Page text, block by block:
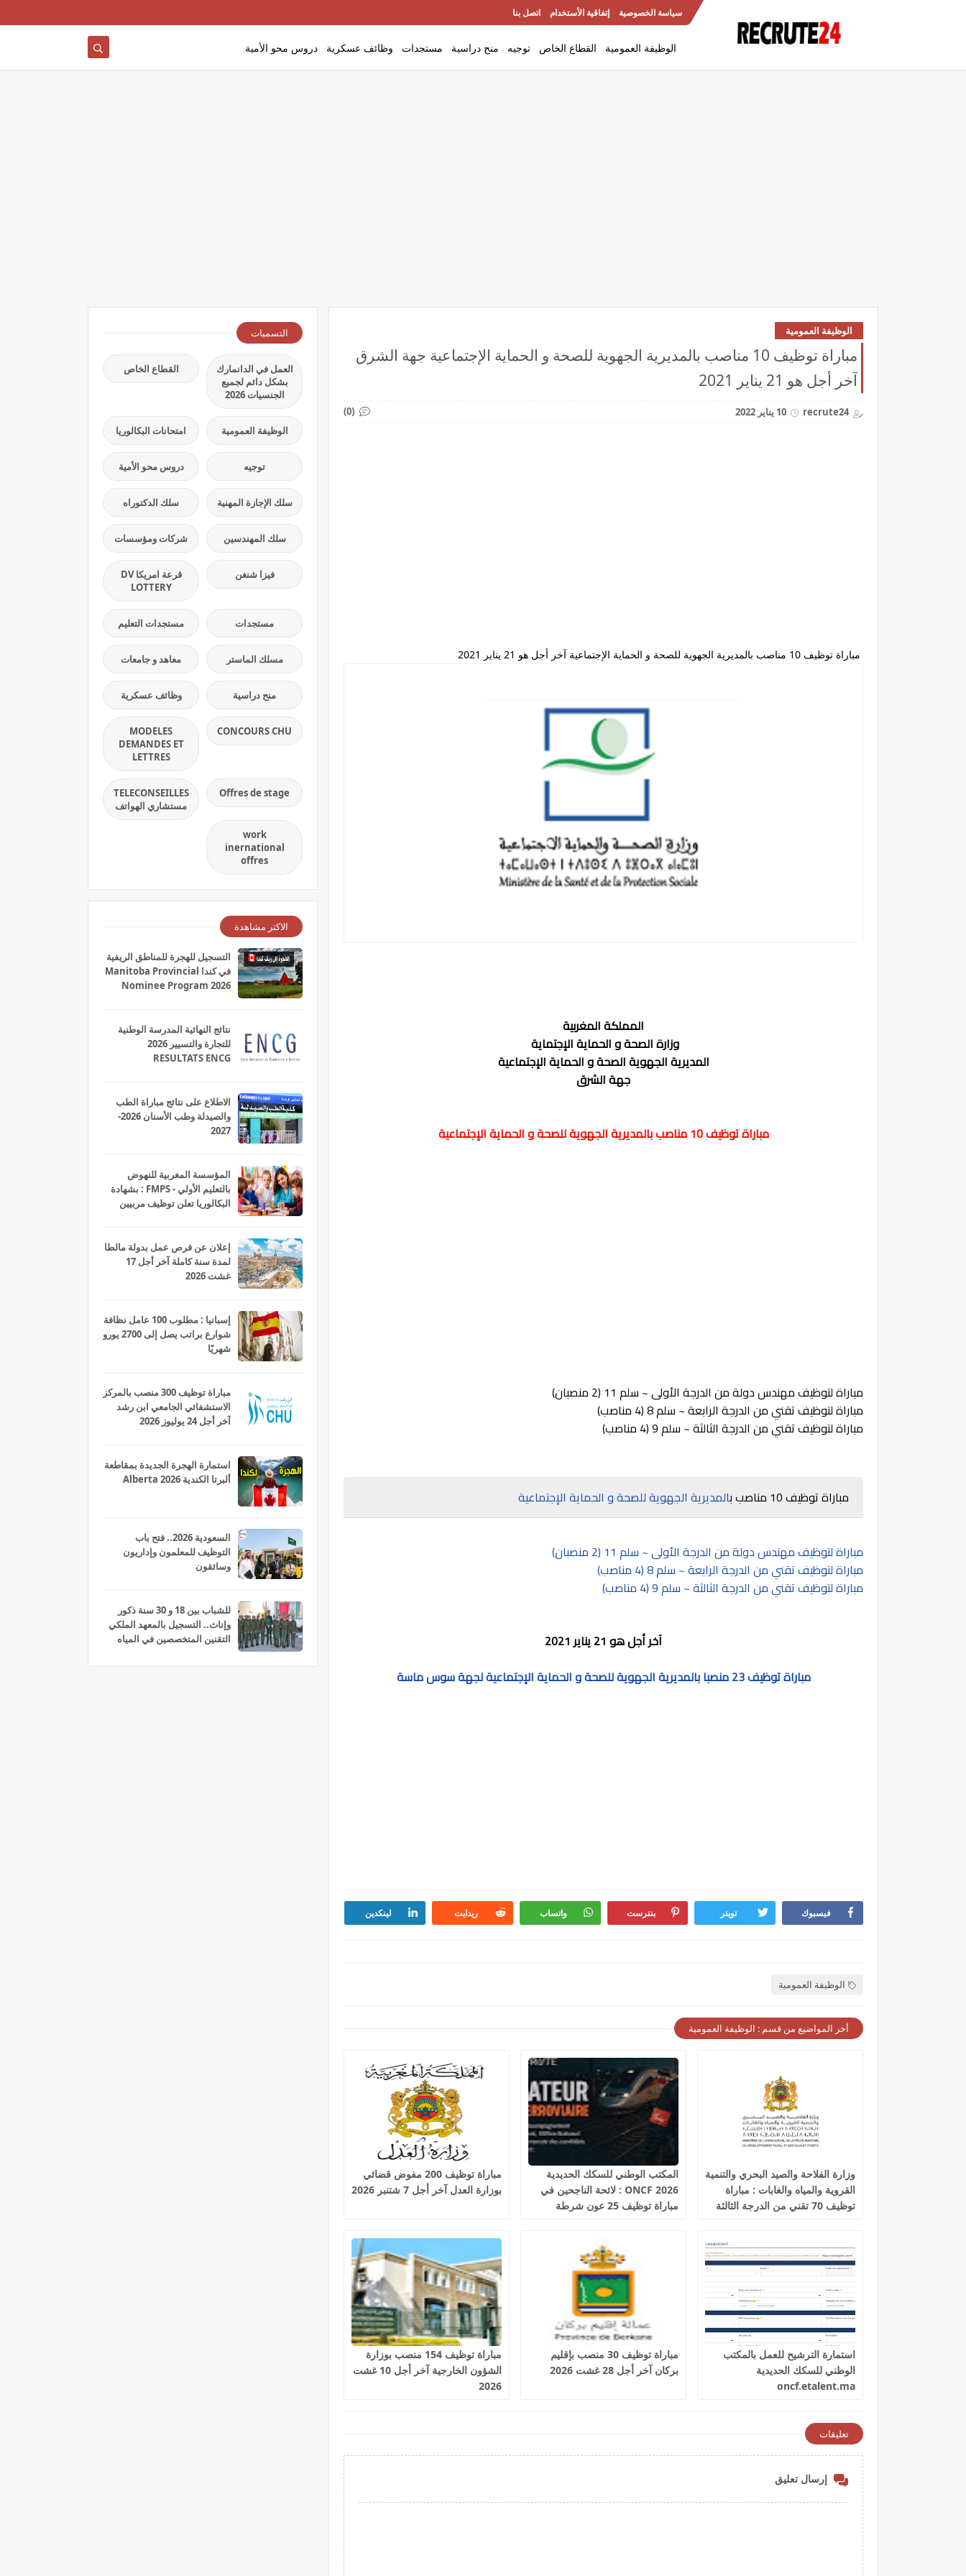
سياسة الخصوصية إتفاقية الأستخدام اتصل بنا
الوظيفة العمومية القطاع الخاص توجيه منح دراسية مستجدات وظائف عسكرية دروس محو الأمية
الوظيفة العمومية
مباراة توظيف 10 مناصب بالمديرية الجهوية للصحة و الحماية الإجتماعية جهة الشرق
آخر أجل هو 21 يناير 2021
recrute24 10 يناير 2022 (0)
مباراة توظيف 10 مناصب بالمديرية الجهوية للصحة و الحماية الإجتماعية آخر أجل هو 21 يناير 2021
المملكة المغربية
وزارة الصحة و الحماية الإجتماية
المديرية الجهوية الصحة و الحماية الإجتماعية
جهة الشرق
مباراة توظيف 10 مناصب بالمديرية الجهوية للصحة و الحماية الإجتماعية
مباراة لتوظيف مهندس دولة من الدرجة الأولى ~ سلم 11 (2 منصبان)
مباراة لتوظيف تقني من الدرجة الرابعة ~ سلم 8 (4 مناصب)
مباراة لتوظيف تقني من الدرجة الثالثة ~ سلم 9 (4 مناصب)
مباراة توظيف 10 مناصب ب المديرية الجهوية للصحة و الحماية الإجتماعية
مباراة لتوظيف مهندس دولة من الدرجة الأولى ~ سلم 11 (2 منصبان)
مباراة لتوظيف تقني من الدرجة الرابعة ~ سلم 8 (4 مناصب)
مباراة لتوظيف تقني من الدرجة الثالثة ~ سلم 9 (4 مناصب)
آخر أجل هو 21 يناير 2021
مباراة توظيف 23 منصبا بالمديرية الجهوية للصحة و الحماية الإجتماعية لجهة سوس ماسة
فيسبوك تويتر بنترست واتساب ريدايت لينكدين
الوظيفة العمومية
أخر المواضيع من قسم : الوظيفة العمومية
وزارة الفلاحة والصيد البحري والتنمية
القروية والمياه والغابات : مباراة
توظيف 70 تقني من الدرجة الثالثة
المكتب الوطني للسكك الحديدية
2026 ONCF : لائحة الناجحين في
مباراة توظيف 25 عون شرطة
مباراة توظيف 200 مفوض قضائي
بوزارة العدل آخر أجل 7 شتنبر 2026
استمارة الترشيح للعمل بالمكتب
الوطني للسكك الحديدية
oncf.etalent.ma
مباراة توظيف 30 منصب بإقليم
بركان آخر أجل 28 غشت 2026
مباراة توظيف 154 منصب بوزارة
الشؤون الخارجية آخر أجل 10 غشت
2026
تعليقات
إرسال تعليق
التسميات
العمل في الدانمارك
بشكل دائم لجميع
الجنسيات 2026
القطاع الخاص
الوظيفة العمومية امتحانات البكالوريا
توجيه دروس محو الأمية
سلك الإجازة المهنية سلك الدكتوراه
سلك المهندسين شركات ومؤسسات
فيزا شنغن
قرعة امريكا DV
LOTTERY
مستجدات مستجدات التعليم
مسلك الماستر معاهد و جامعات
منح دراسية وظائف عسكرية
CONCOURS CHU
MODELES
DEMANDES ET
LETTRES
Offres de stage
TELECONSEILLES
مستشاري الهواتف
work
inernational
offres
الاكثر مشاهدة
التسجيل للهجرة للمناطق الريفية
في كندا Manitoba Provincial
Nominee Program 2026
نتائج النهائية المدرسة الوطنية
للتجارة والتسيير 2026
RESULTATS ENCG
الاطلاع على نتائج مباراة الطب
والصيدلة وطب الأسنان 2026-
2027
المؤسسة المغربية للنهوض
بالتعليم الأولي - FMPS : بشهادة
البكالوريا تعلن توظيف مربيين
إعلان عن فرص عمل بدولة مالطا
لمدة سنة كاملة آخر أجل 17
غشت 2026
إسبانيا : مطلوب 100 عامل نظافة
شوارع براتب يصل إلى 2700 يورو
شهريًا
مباراة توظيف 300 منصب بالمركز
الاستشفائي الجامعي ابن رشد
آخر أجل 24 يوليوز 2026
استمارة الهجرة الجديدة بمقاطعة
ألبرتا الكندية Alberta 2026
السعودية 2026.. فتح باب
التوظيف للمعلمون وإداريون
وسائقون
للشباب بين 18 و 30 سنة ذكور
وإناث.. التسجيل بالمعهد الملكي
التقنين المتخصصين في المياه